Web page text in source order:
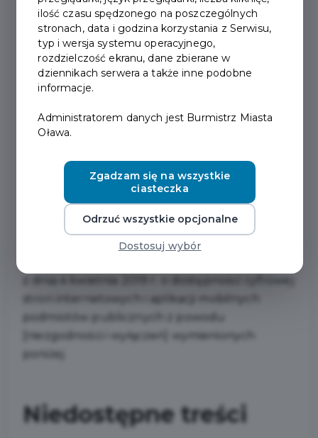
https://miasto.olawa.pl.
Data publikacji strony internetowej:
czerwca 2023
Data ostatniej istotnej aktualizacji:
lutego 2025
Stan dostępności
cyfrowej
Ta strona internetowa jest częściowo zgodna z
stron internetowych i aplikacji mobilnych
podmiotów publicznych z powodu
[niezgodności i wyłączeń] wymienionych
poniżej.
Niedostępne treści
ilość czasu spędzonego na poszczególnych
stronach, data i godzina korzystania z Serwisu,
typ i wersja systemu operacyjnego,
rozdzielczość ekranu, dane zbierane w
dziennikach serwera a także inne podobne
informacje.
Administratorem danych jest Burmistrz Miasta
Oława.
Zgadzam się na wszystkie
ciasteczka
Odrzuć wszystkie opcjonalne
Dostosuj wybór